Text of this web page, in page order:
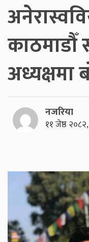
काठमाडौँ
अध्यक्षमा
नजरिया
११ जेष्ठ